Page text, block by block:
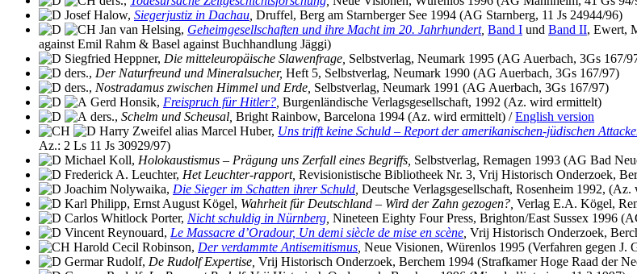
Josef Halow, Siegerjustiz in Dachau Druffel, Berg am Starnberger See 1994 (AG Starnberg, 11 Js 24944/96)
Jan van Helsing, Geheimgesellschaften und ihre Macht im 20. Jahrhundert, Band I und Band II, Ewert,
against Emil Rahm & Basel against Buchhandlung Jäggi)
Siegfried Heppner, Die mitteleuropäische Slawenfrage, Selbstverlag, Neumark 1995 (AG Auerbach, 3Gs 167/
ders., Der Naturfreund und Mineralsucher, Heft 5, Selbstverlag, Neumark 1990 (AG Auerbach, 3Gs 167/97)
ders., Nostradamus zwischen Himmel und Erde, Selbstverlag, Neumark 1991 (AG Auerbach, 3Gs 167/97)
Gerd Honsik, Freispruch für Hitler? Burgenländische Verlagsgesellschaft, 1992 (Az. wird ermittelt)
ders., Schelm und Scheusal, Bright Rainbow, Barcelona 1994 (Az. wird ermittelt) /English version
Harry Zweifel alias Marcel Huber, Uns trifft keine Schuld – Report der amerikanischen-jüdischen
Az.: 2 Ls 11 Js 30929/97)
Michael Koll, Holokaustismus – Prägung uns Zerfall eines Begriffs, Selbstverlag, Remagen 1993 (AG Bad
Frederick A. Leuchter, Het Leuchter-rapport, Revisionistische Bibliotheek Nr. 3, Vrij Historisch Onderzoek,
Joachim Nolywaika, Die Sieger im Schatten ihrer Schuld Deutsche Verlagsgesellschaft, Rosenheim 1992,
Karl Philipp, Ernst August Kögel, Wahrheit für Deutschland – Wird der Zahn gezogen?, Verlag E.A. Kögel,
Carlos Whitlock Porter, Nicht schuldig in Nürnberg Nineteen Eighty Four Press, Brighton/East Sussex 1996
Vincent Reynouard, Le Massacre d’Oradour, Un demi siècle de mise en scène Vrij Historisch Onderzoek,
Harold Cecil Robinson, Der verdammte Antisemitismus Neue Visionen, Würenlos 1995 (Verfahren gegen J.
Germar Rudolf, De Rudolf Expertise, Vrij Historisch Onderzoek, Berchem 1994 (Strafkamer Hoge Raad der